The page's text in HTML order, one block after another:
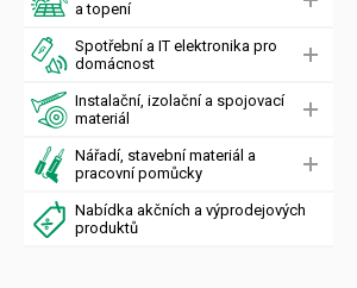
a topení
Spotřební a IT elektronika pro
domácnost
Instalační, izolační a spojovací
materiál
Nářadí, stavební materiál a
pracovní pomůcky
Nabídka akčních a výprodejových
produktů